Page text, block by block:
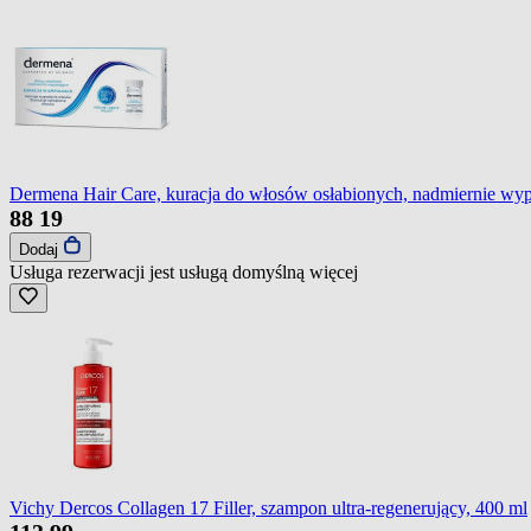
Dermena Hair Care, kuracja do włosów osłabionych, nadmiernie
88 19
Dodaj
Usługa rezerwacji jest usługą domyślną więcej
Vichy Dercos Collagen 17 Filler, szampon ultra-regenerujący, 400 ml